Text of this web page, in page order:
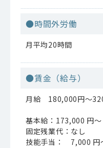
●時間外労働
月平均20時間
●賃金（給与）
月給 180,000円〜
基本給：173,000 円
固定残業代：なし
技能手当： 7,000 円